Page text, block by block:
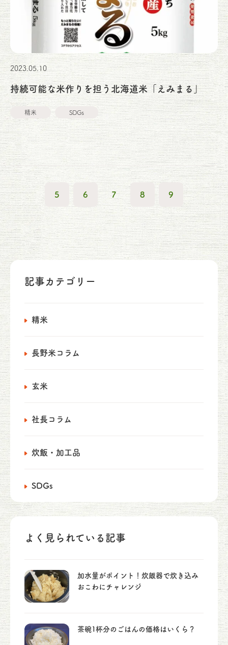
2023.05.10
持続可能な米作りを担う北海道米「えみまる」
精米 SDGs
5 6 7 8 9
記事カテゴリー
精米
長野米コラム
玄米
社長コラム
炊飯・加工品
SDGs
よく見られている記事
加水量がポイント！炊飯器で炊き込み
おこわにチャレンジ
茶碗1杯分のごはんの価格はいくら？